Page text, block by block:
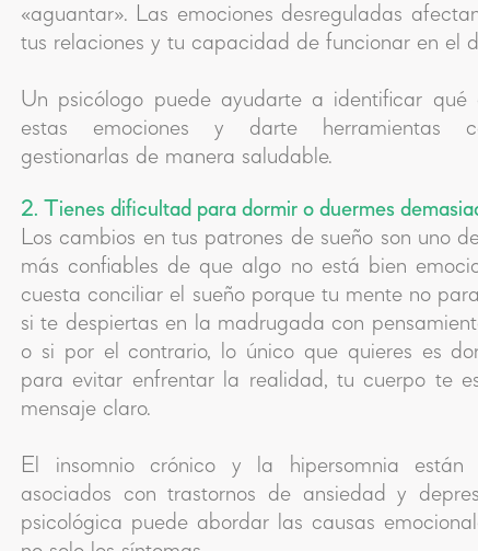
«aguantar». Las emociones desreguladas
tus relaciones y tu capacidad de funcionar en el
Un psicólogo puede ayudarte a identificar qué
estas emociones y darte herramientas
gestionarlas de manera saludable.
2. Tienes dificultad para dormir o duermes
Los cambios en tus patrones de sueño son uno
más confiables de que algo no está bien
cuesta conciliar el sueño porque tu mente no
si te despiertas en la madrugada con
o si por el contrario, lo único que quieres es
para evitar enfrentar la realidad, tu cuerpo te
mensaje claro.
El insomnio crónico y la hipersomnia están
asociados con trastornos de ansiedad y
psicológica puede abordar las causas